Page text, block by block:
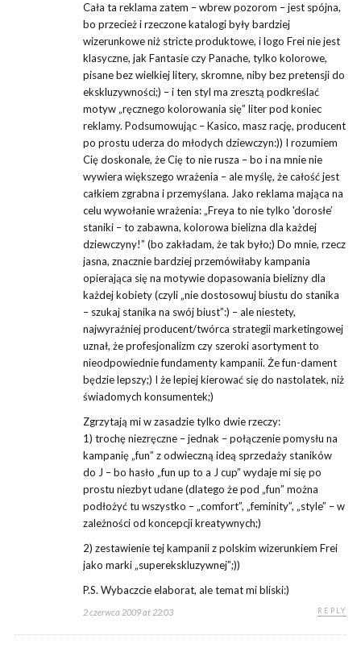
Cała ta reklama zatem – wbrew pozorom – jest spójna,
bo przecież i rzeczone katalogi były bardziej
wizerunkowe niż stricte produktowe, i logo Frei nie jest
klasyczne, jak Fantasie czy Panache, tylko kolorowe,
pisane bez wielkiej litery, skromne, niby bez pretensji do
ekskluzywności;) – i ten styl ma zresztą podkreślać
motyw „ręcznego kolorowania się” liter pod koniec
reklamy. Podsumowując – Kasico, masz rację, producent
po prostu uderza do młodych dziewczyn:)) I rozumiem
Cię doskonale, że Cię to nie rusza – bo i na mnie nie
wywiera większego wrażenia – ale myślę, że całość jest
całkiem zgrabna i przemyślana. Jako reklama mająca na
celu wywołanie wrażenia: „Freya to nie tylko 'dorosłe’
staniki – to zabawna, kolorowa bielizna dla każdej
dziewczyny!” (bo zakładam, że tak było;) Do mnie, rzecz
jasna, znacznie bardziej przemówiłaby kampania
opierająca się na motywie dopasowania bielizny dla
każdej kobiety (czyli „nie dostosowuj biustu do stanika
– szukaj stanika na swój biust”:) – ale niestety,
najwyraźniej producent/twórca strategii marketingowej
uznał, że profesjonalizm czy szeroki asortyment to
nieodpowiednie fundamenty kampanii. Że fun-dament
będzie lepszy;) I że lepiej kierować się do nastolatek, niż
świadomych konsumentek;)
Zgrzytają mi w zasadzie tylko dwie rzeczy:
1) trochę niezręczne – jednak – połączenie pomysłu na
kampanię „fun” z odwieczną ideą sprzedaży staników
do J – bo hasło „fun up to a J cup” wydaje mi się po
prostu niezbyt udane (dlatego że pod „fun” można
podłożyć tu wszystko – „comfort”, „feminity”, „style” – w
zależności od koncepcji kreatywnych;)
2) zestawienie tej kampanii z polskim wizerunkiem Frei
jako marki „superekskluzywnej”;))
P.S. Wybaczcie elaborat, ale temat mi bliski:)
2 czerwca 2009 at 22:03 REPLY